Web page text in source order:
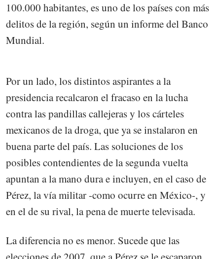
100.000 habitantes, es uno de los países con más
delitos de la región, según un informe del Banco
Mundial.
Por un lado, los distintos aspirantes a la
presidencia recalcaron el fracaso en la lucha
contra las pandillas callejeras y los cárteles
mexicanos de la droga, que ya se instalaron en
buena parte del país. Las soluciones de los
posibles contendientes de la segunda vuelta
apuntan a la mano dura e incluyen, en el caso de
Pérez, la vía militar -como ocurre en México-, y
en el de su rival, la pena de muerte televisada.
La diferencia no es menor. Sucede que las